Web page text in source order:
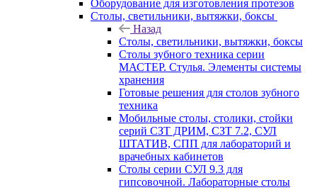
Оборудование для изготовления протезов
Cтолы, светильники, вытяжки, боксы
Назад
Cтолы, светильники, вытяжки, боксы
Столы зубного техника серии
МАСТЕР. Стулья. Элементы системы
хранения
Готовые решения для столов зубного
техника
Мобильные столы, столики, стойки
серий СЗТ ДРИМ, СЗТ 7.2, СУЛ
ШТАТИВ, СПП для лабораторий и
врачебных кабинетов
Столы серии СУЛ 9.3 для
гипсовочной. Лабораторные столы